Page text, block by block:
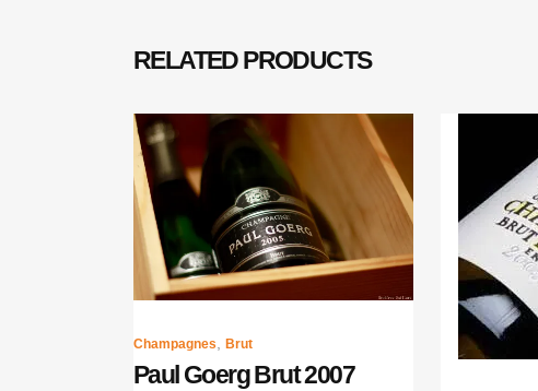
RELATED PRODUCTS
Champagnes Brut
Paul Goerg Brut 2007